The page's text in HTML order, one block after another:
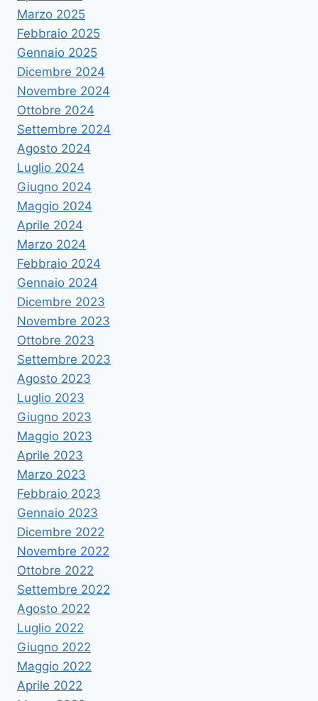
Marzo 2025
Febbraio 2025
Gennaio 2025
Dicembre 2024
Novembre 2024
Ottobre 2024
Settembre 2024
Agosto 2024
Luglio 2024
Giugno 2024
Maggio 2024
Aprile 2024
Marzo 2024
Febbraio 2024
Gennaio 2024
Dicembre 2023
Novembre 2023
Ottobre 2023
Settembre 2023
Agosto 2023
Luglio 2023
Giugno 2023
Maggio 2023
Aprile 2023
Marzo 2023
Febbraio 2023
Gennaio 2023
Dicembre 2022
Novembre 2022
Ottobre 2022
Settembre 2022
Agosto 2022
Luglio 2022
Giugno 2022
Maggio 2022
Aprile 2022